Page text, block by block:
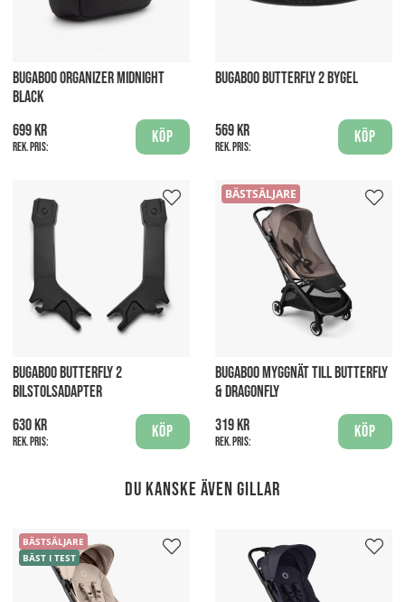
BUGABOO ORGANIZER MIDNIGHT
BLACK
699 kr
Rek. pris:
Köp
BUGABOO BUTTERFLY 2 BYGEL
569 kr
Rek. pris:
Köp
BUGABOO BUTTERFLY 2
BILSTOLSADAPTER
630 kr
Rek. pris:
Köp
BÄSTSÄLJARE
BUGABOO MYGGNÄT TILL BUTTERFLY
& DRAGONFLY
319 kr
Rek. pris:
Köp
Du kanske även gillar
BÄSTSÄLJARE
BÄST I TEST